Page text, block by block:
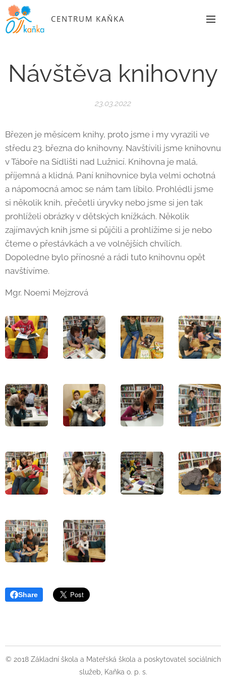
CENTRUM KAŇKA
Návštěva knihovny
23.03.2022
Březen je měsícem knihy, proto jsme i my vyrazili ve
středu 23. března do knihovny. Navštívili jsme knihovnu
v Táboře na Sídlišti nad Lužnicí. Knihovna je malá,
příjemná a klidná. Paní knihovnice byla velmi ochotná
a nápomocná amoc se nám tam líbilo. Prohlédli jsme
si několik knih, přečetli úryvky nebo jsme si jen tak
prohlíželi obrázky v dětských knížkách. Několik
zajímavých knih jsme si půjčili a prohlížíme si je nebo
čteme o přestávkách a ve volnějších chvílích.
Dopoledne bylo přínosné a rádi tuto knihovnu opět
navštívíme.
Mgr. Noemi Mejzrová
Share
© 2018 Základní škola a Mateřská škola a poskytovatel sociálních
služeb, Kaňka o. p. s.